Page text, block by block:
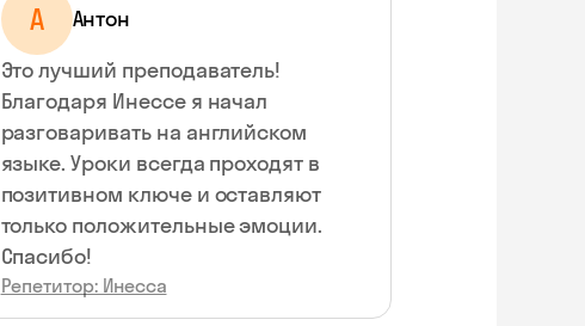
А
Антон
Это лучший преподаватель!
Благодаря Инессе я начал
разговаривать на английском
языке. Уроки всегда проходят в
позитивном ключе и оставляют
только положительные эмоции.
Спасибо!
Репетитор: Инесса